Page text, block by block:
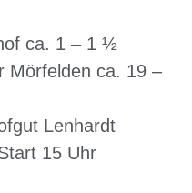
ca. 1 – 1 ½
Mörfelden ca. 19 –
Lenhardt
15 Uhr